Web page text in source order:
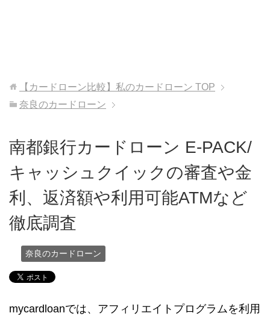
【カードローン比較】私のカードローン TOP
奈良のカードローン
南都銀行カードローン E-PACK/
キャッシュクイックの審査や金
利、返済額や利用可能ATMなど
徹底調査
奈良のカードローン
mycardloanでは、アフィリエイトプログラムを利用